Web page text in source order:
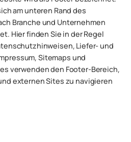
am unteren Rand des
Branche und Unternehmen
Hier finden Sie in der Regel
Liefer- und
Sitemaps und
verwenden den Footer-Bereich,
externen Sites zu navigieren